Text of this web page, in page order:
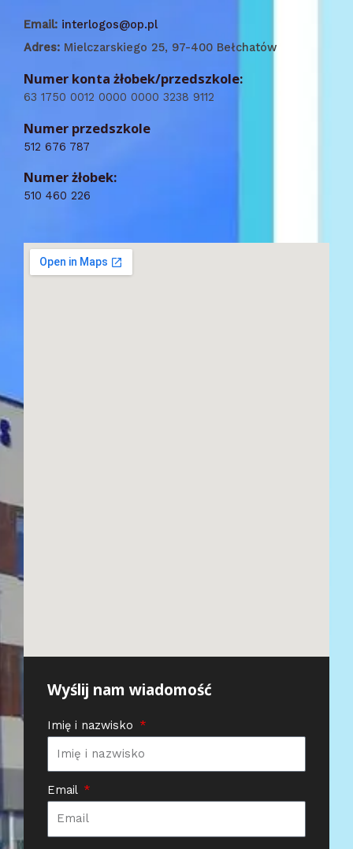
Email: interlogos@op.pl
Adres: Mielczarskiego 25, 97-400 Bełchatów
Numer konta żłobek/przedszkole:
63 1750 0012 0000 0000 3238 9112
Numer przedszkole
512 676 787
Numer żłobek:
510 460 226
Wyślij nam wiadomość
Imię i nazwisko
Email